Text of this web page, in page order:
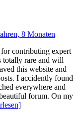
8 Monaten
contributing expert
totally rare and will
this website and
I accidently found
everywhere and
forum. On my